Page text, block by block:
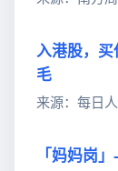
入港股，买
毛
来源：每日
「妈妈岗